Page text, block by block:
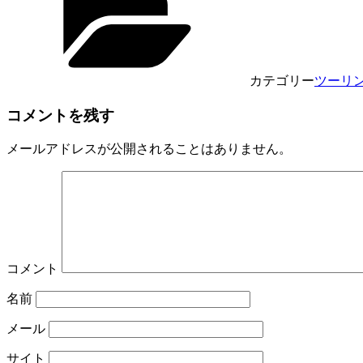
カテゴリーツーリ
コメントを残す
メールアドレスが公開されることはありません。
コメント
名前
メール
サイト